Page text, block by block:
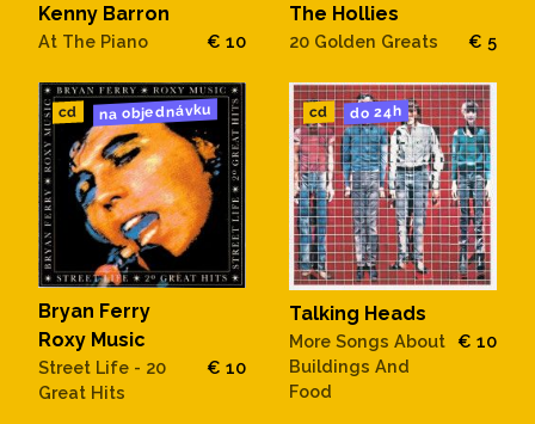
Kenny Barron
At The Piano € 10
The Hollies
20 Golden Greats € 5
cd na objednávku
Bryan Ferry
Roxy Music
Street Life - 20
Great Hits
€ 10
cd do 24h
Talking Heads
More Songs About
Buildings And
Food
€ 10